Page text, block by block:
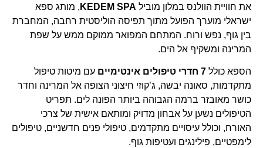
את חוויית הוולנס במלון מובילKEDEM SPA, מותג ספא
ישראלי מוערך הפועל מתוך תפיסה הוליסטית רחבה, המחברת
בין גוף, נפש ורוח. המתחם המפואר ממוקם ממש על שפת
המרינה ומשקיף אל הים.
הספא כולל7 חדרי טיפולים אינטימיים
עם מיטות טיפול
מתקדמות, סאונה יבשה, ג’קוזי חיצוני הצופה אל המרינה וחדר
כושר מאובזר ברמה הגבוהה ביותר הפונה לים. תפריט
הטיפולים נשען על אבחון מדויק ומותאם אישית של צרכי
האורח, וכולל עיסויים מתקדמים, טיפולי פנים חדשניים, טיפולים
לימפטיים, פילינגים ועטיפות גוף.